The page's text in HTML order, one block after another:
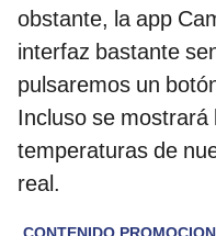
obstante, la app
interfaz bastante
pulsaremos un
Incluso se mostrará
temperaturas de
real.